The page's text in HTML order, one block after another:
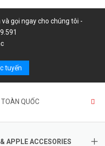
gọi ngay cho chúng tôi -
tuyến
TOÀN QUỐC
APPLE ACCESORIES